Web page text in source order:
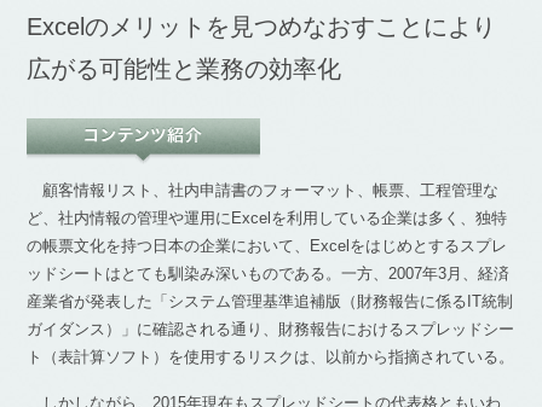
Excelのメリットを見つめなおすことにより
広がる可能性と業務の効率化
顧客情報リスト、社内申請書のフォーマット、帳票、工程管理な
ど、社内情報の管理や運用にExcelを利用している企業は多く、独特
の帳票文化を持つ日本の企業において、Excelをはじめとするスプレ
ッドシートはとても馴染み深いものである。一方、2007年3月、経済
産業省が発表した「システム管理基準追補版（財務報告に係るIT統制
ガイダンス）」に確認される通り、財務報告におけるスプレッドシー
ト（表計算ソフト）を使用するリスクは、以前から指摘されている。
しかしながら、2015年現在もスプレッドシートの代表格ともいわ